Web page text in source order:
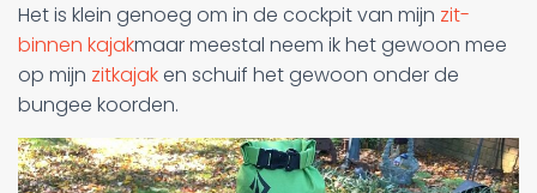
Het is klein genoeg om in de cockpit van mijn zit-
binnen kajakmaar meestal neem ik het gewoon mee
op mijn zitkajaken schuif het gewoon onder de
bungee koorden.